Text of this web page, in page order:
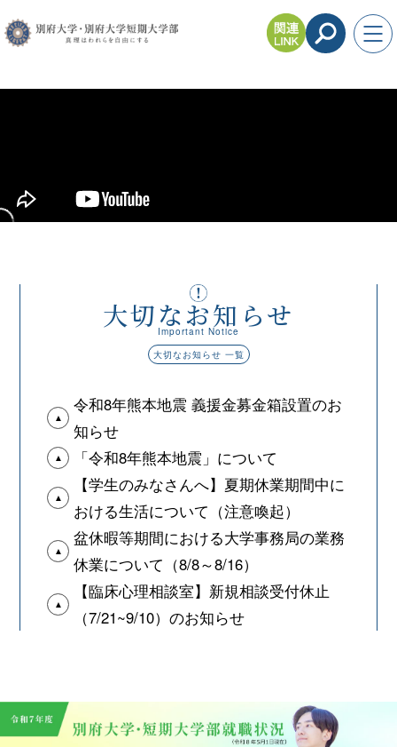
大切なお知らせ
Important Notice
大切なお知らせ 一覧
令和8年熊本地震 義援金募金箱設置のお
知らせ
「令和8年熊本地震」について
【学生のみなさんへ】夏期休業期間中に
おける生活について（注意喚起）
盆休暇等期間における大学事務局の業務
休業について（8/8～8/16）
【臨床心理相談室】新規相談受付休止
（7/21~9/10）のお知らせ